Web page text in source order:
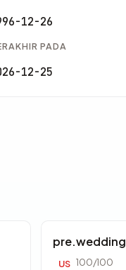
12-26
PADA
12-25
pre.wedding
US 100/100